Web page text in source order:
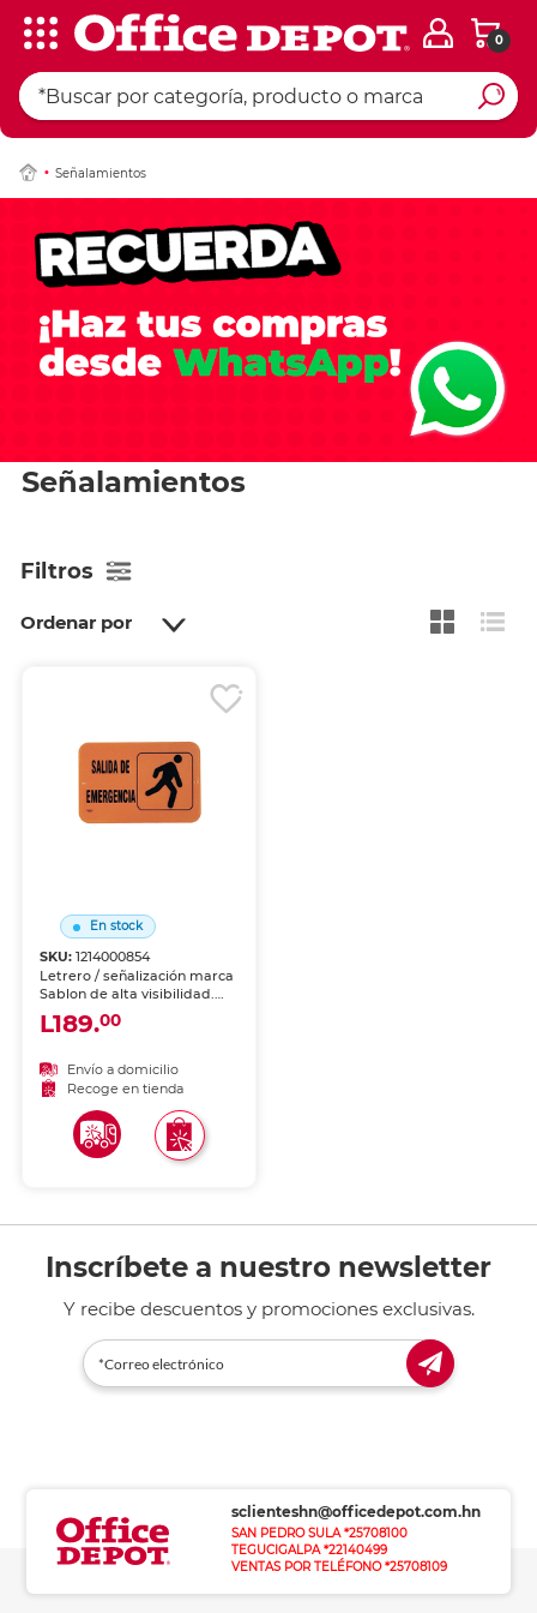
0
Señalamientos
Señalamientos
Filtros
Ordenar por
En stock
SKU:1214000854
Letrero / señalización marca
Sablon de alta visibilidad.
Identifica zonas, riesgos o
instrucciones en oficinas,
Material resistente al uso
prolongado.
L189.00
Envío a domicilio
Recoge en tienda
Inscríbete a nuestro newsletter
Y recibe descuentos y promociones exclusivas.
sclienteshn@officedepot.com.hn
SAN PEDRO SULA *25708100
TEGUCIGALPA *22140499
VENTAS POR TELÉFONO *25708109